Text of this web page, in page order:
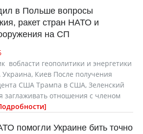
в Польше вопросы
ракет стран НАТО и
на СП
вобласти геополитики и энергетики
Киев После получения
США Трампа в США, Зеленский
заглаживать отношения с членом
помогли Украине бить точно